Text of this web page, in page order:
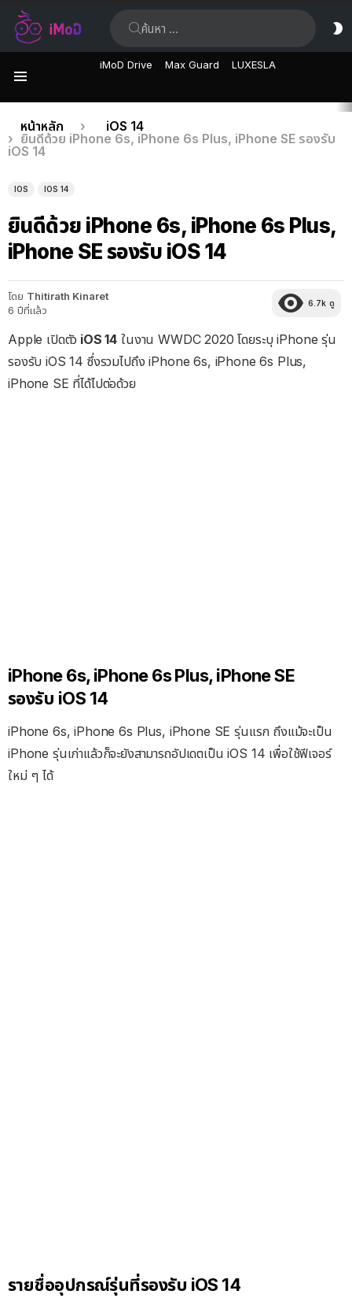
iMoD Drive Max Guard LUXESLA
เรื่อง
ล่าสุด
คุณอยู่ที่นี่:
หน้าหลัก
iOS 14
ยินดีด้วย iPhone 6s, iPhone 6s Plus, iPhone SE รองรับ
iOS 14
IOS IOS 14
ยินดีด้วย iPhone 6s, iPhone 6s Plus,
iPhone SE รองรับ iOS 14
โดย Thitirath Kinaret
6 ปีที่แล้ว
6.7k ดู
Apple เปิดตัว iOS 14 ในงาน WWDC 2020 โดยระบุ iPhone รุ่น
รองรับ iOS 14 ซึ่งรวมไปถึง iPhone 6s, iPhone 6s Plus,
iPhone SE ที่ได้ไปต่อด้วย
iPhone 6s, iPhone 6s Plus, iPhone SE
รองรับ iOS 14
iPhone 6s, iPhone 6s Plus, iPhone SE รุ่นแรก ถึงแม้จะเป็น
iPhone รุ่นเก่าแล้วก็จะยังสามารถอัปเดตเป็น iOS 14 เพื่อใช้ฟีเจอร์
ใหม่ ๆ ได้
รายชื่ออุปกรณ์รุ่นที่รองรับ iOS 14